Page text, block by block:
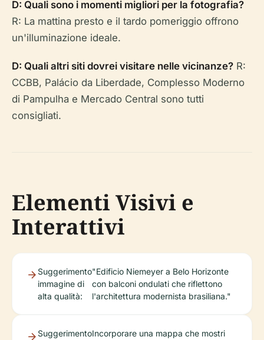
D: Quali sono i momenti migliori per la fotografia?
R: La mattina presto e il tardo pomeriggio offrono
un'illuminazione ideale.
D: Quali altri siti dovrei visitare nelle vicinanze? R:
CCBB, Palácio da Liberdade, Complesso Moderno
di Pampulha e Mercado Central sono tutti
consigliati.
Elementi Visivi e
Interattivi
Suggerimento
immagine di
alta qualità:
"Edificio Niemeyer a Belo Horizonte
con balconi ondulati che riflettono
l'architettura modernista brasiliana."
SuggerimentoIncorporare una mappa che mostri